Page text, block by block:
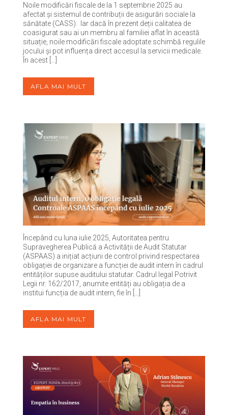
Noile modificări fiscale de la 1 septembrie 2025 au
afectat și sistemul de contribuții de asigurări sociale la
sănătate (CASS). Iar dacă în prezent deții calitatea de
coasigurat sau ai un membru al familiei aflat în această
situație, noile modificări fiscale adoptate schimbă regulile
jocului și pot influența direct accesul la servicii medicale.
În acest […]
AFLA MAI MULT
Începând cu luna iulie 2025, Autoritatea pentru
Supravegherea Publică a Activității de Audit Statutar
(ASPAAS) a inițiat acțiuni de control privind respectarea
obligației de organizare a funcției de audit intern în cadrul
entităților supuse auditului statutar. Cadrul legal Potrivit
Legii nr. 162/2017, anumite entități au obligația de a
institui funcția de audit intern, fie în […]
AFLA MAI MULT